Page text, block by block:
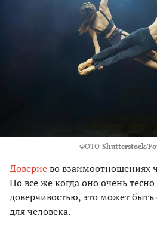
ФОТО Shutterstock/
Довериево взаимоотношениях
Но все же когда оно очень
доверчивостью, это может
для человека.